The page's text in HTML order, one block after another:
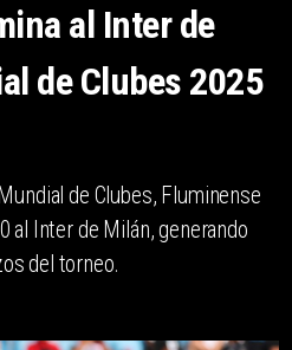
al Inter de
de Clubes 2025
de Clubes, Fluminense
al Inter de Milán, generando
del torneo.